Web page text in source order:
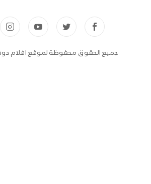
جميع الحقوق محفوظة لموقع افلام دوت